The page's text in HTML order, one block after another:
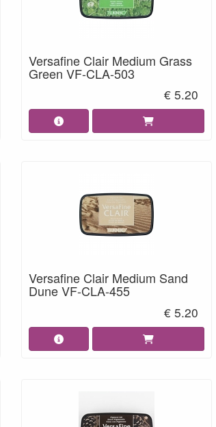
Versafine Clair Medium Grass
Green VF-CLA-503
€ 5.20
Versafine Clair Medium Sand
Dune VF-CLA-455
€ 5.20